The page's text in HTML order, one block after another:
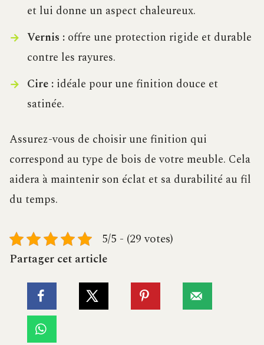
et lui donne un aspect chaleureux.
Vernis :offre une protection rigide et durable
contre les rayures.
Cire :idéale pour une finition douce et
satinée.
Assurez-vous de choisir une finition qui
correspond au type de bois de votre meuble. Cela
aidera à maintenir son éclat et sa durabilité au fil
du temps.
5/5 - (29 votes)
Partager cet article